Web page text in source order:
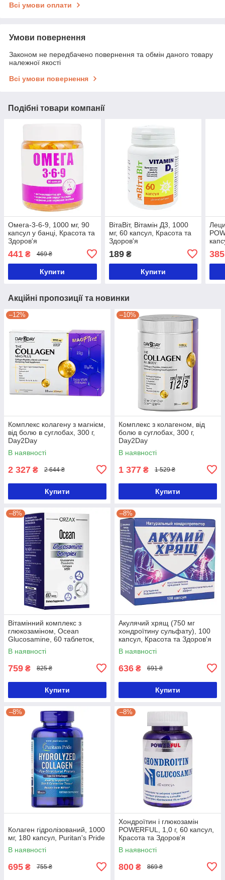
Всі умови оплати
Умови повернення
Законом не передбачено повернення та обмін даного товару
належної якості
Всі умови повернення
Подібні товари компанії
Омега-3-6-9, 1000 мг, 90
капсул у банці, Красота та
Здоров'я
441 ₴ 469 ₴
Купити
ВітаВіт, Вітамін Д3, 1000
мг, 60 капсул, Красота та
Здоров'я
189₴
Купити
385
Акційні пропозиції та новинки
–12%
Комплекс колагену з магнієм,
від болю в суглобах, 300 г,
Day2Day
В наявності
2 327 ₴ 2 644 ₴
Купити
–10%
Комплекс з колагеном, від
болю в суглобах, 300 г,
Day2Day
В наявності
1 377 ₴ 1 529 ₴
Купити
–8%
Вітамінний комплекс з
глюкозаміном, Ocean
Glucosamine, 60 таблеток,
Orzax
В наявності
759 ₴ 825 ₴
Купити
–8%
Акулячий хрящ (750 мг
хондроїтину сульфату), 100
капсул, Красота та Здоров'я
В наявності
636 ₴ 691 ₴
Купити
–8%
Колаген гідролізований, 1000
мг, 180 капсул, Puritan's Pride
В наявності
695 ₴ 755 ₴
–8%
Хондроїтин і глюкозамін
POWERFUL, 1,0 г, 60 капсул,
Красота та Здоров'я
В наявності
800 ₴ 869 ₴